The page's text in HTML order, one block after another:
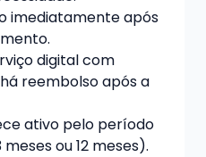
imediatamente após
digital com
reembolso após a
ativo pelo período
ou 12 meses).